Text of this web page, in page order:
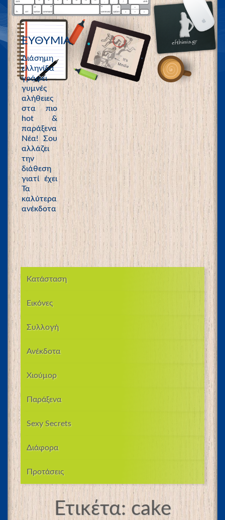
ΕΥΘΥΜΙΑ
Διάσημη
ελληνίδα
γράφει
γυμνές
αλήθειες
στα πιο
hot &
παράξενα
Νέα! Σου
αλλάζει
την
διάθεση
γιατί έχει
Τα
καλύτερα
ανέκδοτα
Κατάσταση
Εικόνες
Συλλογή
Ανέκδοτα
Χιούμορ
Παράξενα
Sexy Secrets
Διάφορα
Προτάσεις
Ετικέτα:cake